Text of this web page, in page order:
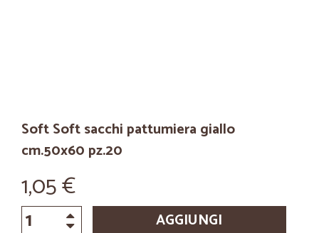
Soft Soft sacchi pattumiera giallo
cm.50x60 pz.20
1,05 €
AGGIUNGI